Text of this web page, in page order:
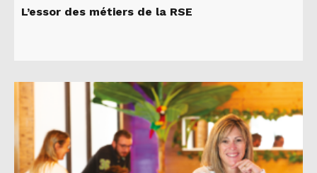
L’essor des métiers de la RSE